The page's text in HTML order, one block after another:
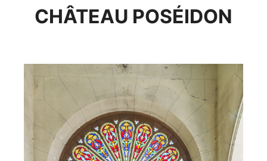
CHÂTEAU POSÉIDON